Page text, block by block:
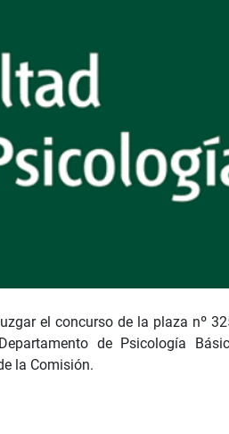
el concurso de la plaza nº
de Psicología
la Comisión.